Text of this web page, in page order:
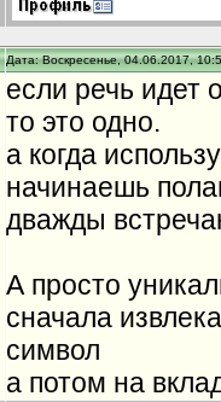
Дата: Воскресенье, 04.06.2017,
если речь идет
то это одно.
а когда
начинаешь
дважды
А просто
сначала
символ
а потом на